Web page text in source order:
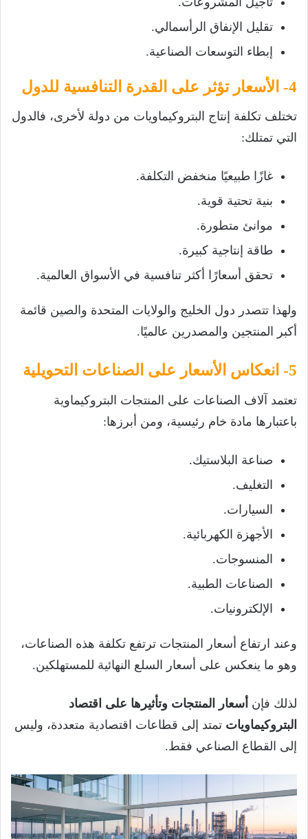
تقليل الإنفاق الرأسمالي.
إبطاء التوسعات الصناعية.
4- الأسعار تؤثر على القدرة التنافسية للدول
تختلف تكلفة إنتاج البتروكيماويات من دولة لأخرى، فالدول
التي تمتلك:
غازًا طبيعيًا منخفض التكلفة.
بنية تحتية قوية.
موانئ متطورة.
طاقة إنتاجية كبيرة.
تحقق أسعارًا أكثر تنافسية في الأسواق العالمية.
ولهذا تتصدر دول الخليج والولايات المتحدة والصين قائمة
أكبر المنتجين والمصدرين عالميًا.
5- انعكاس الأسعار على الصناعات التحويلية
تعتمد آلاف الصناعات على المنتجات البتروكيماوية
باعتبارها مادة خام رئيسية، ومن أبرزها:
صناعة البلاستيك.
التغليف.
السيارات.
الأجهزة الكهربائية.
المنسوجات.
الصناعات الطبية.
الإلكترونيات.
وعند ارتفاع أسعار المنتجات ترتفع تكلفة هذه الصناعات،
وهو ما ينعكس على أسعار السلع النهائية للمستهلكين.
لذلك فإن أسعار المنتجات وتأثيرها على اقتصاد
البتروكيماويات تمتد إلى قطاعات اقتصادية متعددة، وليس
إلى القطاع الصناعي فقط.